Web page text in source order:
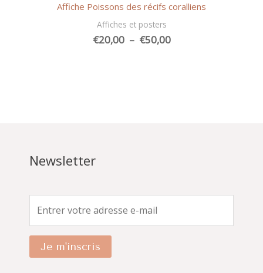
Affiche Poissons des récifs coralliens
Affiches et posters
€20,00 – €50,00Plage
Newsletter
Je m'inscris